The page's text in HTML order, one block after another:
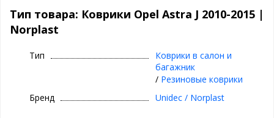
Коврики Unidec в атомобиль от компаниии Норпласт бывают
изполиуретана итекстиля.
2010-2015
, сделаны под каждую модель
под родной крепеж, бывают традиционные
(лучше прилегают, больше закрывают).
Тип товара: Коврики Opel Astra J 2010-2015 |
Norplast
Тип
Коврики в салон и
багажник
/ Резиновые коврики
Бренд
Unidec / Norplast